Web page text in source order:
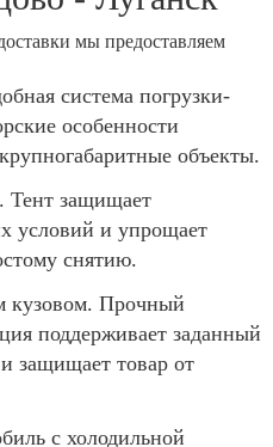
мы предоставляем
система погрузки-
особенности
объекты.
Тент защищает
условий и упрощает
снятию.
кузовом. Прочный
поддерживает заданный
защищает товар от
с холодильной